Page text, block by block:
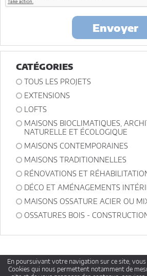
cadre de la qualification et du suivi de mon
Les données sont conservées pendant une
partir des derniers contacts effectifs entre
ou architectes-france et un membre de
rapport avec ce projet et qui serait en relation
Conformément à laloi « informatique et
rectifier en contactant : Architectes-france, 23
du Mirail - 33370 Artigues-près Bordeaux.
contact@architectes-france.com
Envoyer
CATÉGORIES
TOUS LES PROJETS
EXTENSIONS
LOFTS
MAISONS BIOCLIMATIQUES,
NATURELLE ET ÉCOLOGIQUE
MAISONS CONTEMPORAINES
MAISONS TRADITIONNELLES
RÉNOVATIONS ET
DÉCO ET AMÉNAGEMENTS
MAISONS OSSATURE ACIER OU
OSSATURES BOIS -
Qui sommes nous ?
En poursuivant votre navigation sur ce site,
Cookies qui nous permettent notamment de